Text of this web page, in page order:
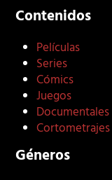
Contenidos
Películas
Series
Cómics
Juegos
Documentales
Cortometrajes
Géneros